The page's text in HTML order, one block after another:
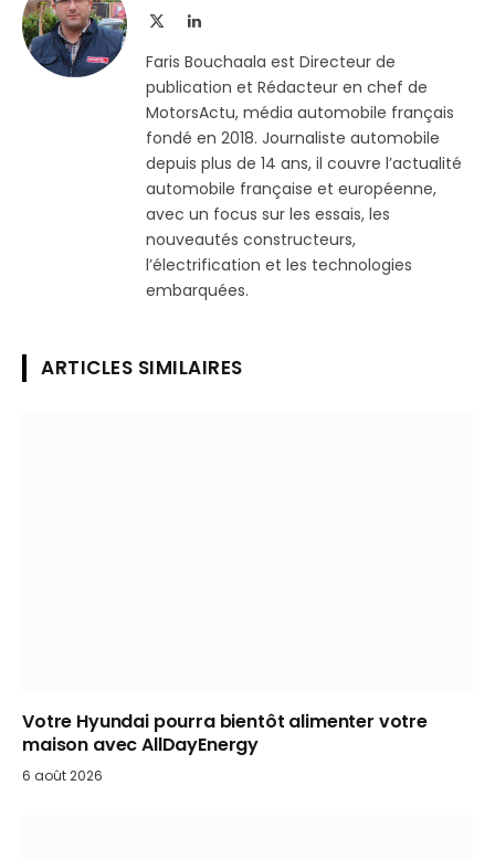
LinkedIn
Faris Bouchaala est Directeur de
publication et Rédacteur en chef de
MotorsActu, média automobile français
fondé en 2018. Journaliste automobile
depuis plus de 14 ans, il couvre l’actualité
automobile française et européenne,
avec un focus sur les essais, les
nouveautés constructeurs,
l’électrification et les technologies
embarquées.
ARTICLES SIMILAIRES
Votre Hyundai pourra bientôt alimenter votre
maison avec AllDayEnergy
6 août 2026